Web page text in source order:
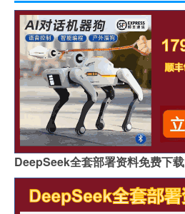
DeepSeek全套部署资料免费下载